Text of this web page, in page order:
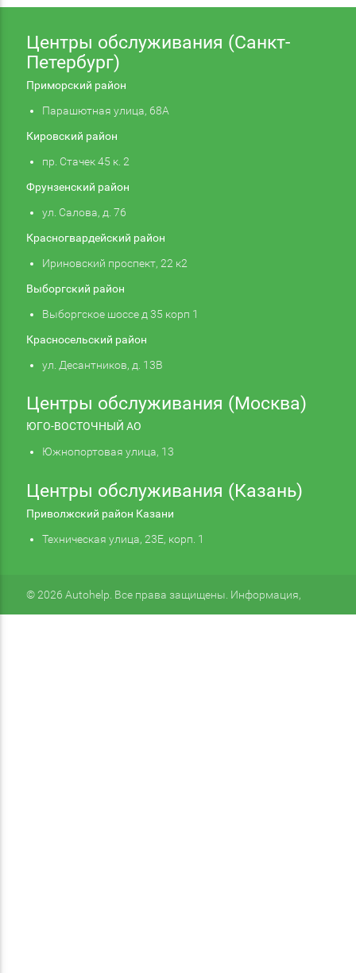
Центры обслуживания (Санкт-
Петербург)
Приморский район
Парашютная улица, 68А
Кировский район
пр. Стачек 45 к. 2
Фрунзенский район
ул. Салова, д. 76
Красногвардейский район
Ириновский проспект, 22 к2
Выборгский район
Выборгское шоссе д 35 корп 1
Красносельский район
ул. Десантников, д. 13В
Центры обслуживания (Москва)
ЮГО-ВОСТОЧНЫЙ АО
Южнопортовая улица, 13
Центры обслуживания (Казань)
Приволжский район Казани
Техническая улица, 23Е, корп. 1
© 2026 Autohelp. Все права защищены. Информация,